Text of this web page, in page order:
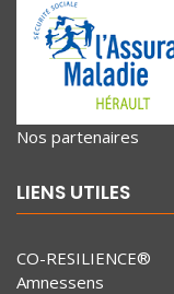
Nos partenaires
LIENS UTILES
CO-RESILIENCE®
Amnessens